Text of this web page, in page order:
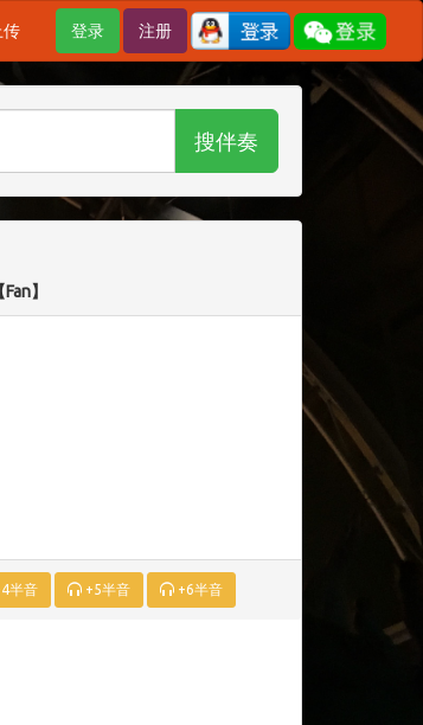
登录 注册
传
搜伴奏
】
半音 +5半音 +6半音